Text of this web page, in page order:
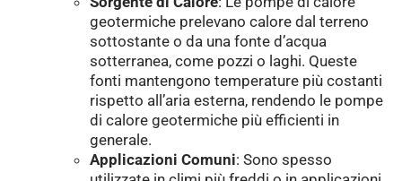
geotermiche prelevano calore dal terreno
sottostante o da una fonte d’acqua
sotterranea, come pozzi o laghi. Queste
fonti mantengono temperature più costanti
rispetto all’aria esterna, rendendo le pompe
di calore geotermiche più efficienti in
generale.
Applicazioni Comuni: Sono spesso